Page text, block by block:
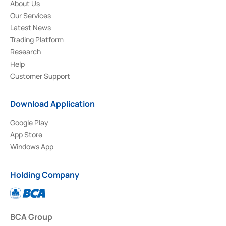
About Us
Our Services
Latest News
Trading Platform
Research
Help
Customer Support
Download Application
Google Play
App Store
Windows App
Holding Company
BCA Group